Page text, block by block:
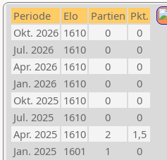
Periode Elo Partien Pkt.
Okt. 2026 1610 0
0
Jul. 2026
1610 0
0
Apr. 2026 1610 0
0
Jan. 2026 1610 0
0
Okt. 2025 1610 0
0
Jul. 2025
1610 0
0
Apr. 2025 1610 2
1,5
Jan. 2025 1601 1
0